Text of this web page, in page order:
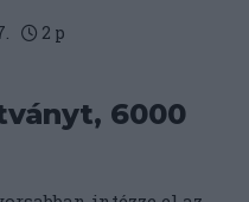
2 p
6000